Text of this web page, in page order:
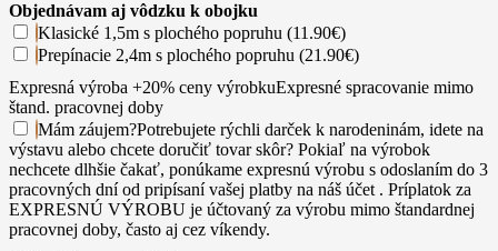
Objednávam aj vôdzku k obojku
Klasické 1,5m s plochého popruhu (11.90€)
Prepínacie 2,4m s plochého popruhu (21.90€)
Expresná výroba +20% ceny výrobkuExpresné spracovanie mimo
štand. pracovnej doby
Mám záujem?Potrebujete rýchli darček k narodeninám, idete na
výstavu alebo chcete doručiť tovar skôr? Pokiaľ na výrobok
nechcete dlhšie čakať, ponúkame expresnú výrobu s odoslaním do 3
pracovných dní od pripísaní vašej platby na náš účet . Príplatok za
EXPRESNÚ VÝROBU je účtovaný za výrobu mimo štandardnej
pracovnej doby, často aj cez víkendy.